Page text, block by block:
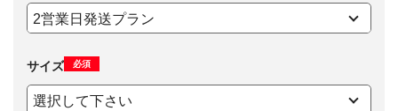
サイズ 必須